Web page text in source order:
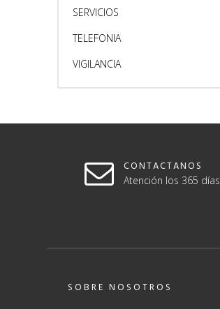
SERVICIOS
TELEFONIA
VIGILANCIA
CONTACTANOS
Atención los 365 días
SOBRE NOSOTROS